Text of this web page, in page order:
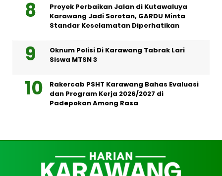
Proyek Perbaikan Jalan di Kutawaluya
Karawang Jadi Sorotan, GARDU Minta
Standar Keselamatan Diperhatikan
Oknum Polisi Di Karawang Tabrak Lari
Siswa MTSN 3
Rakercab PSHT Karawang Bahas Evaluasi
dan Program Kerja 2026/2027 di
Padepokan Among Rasa